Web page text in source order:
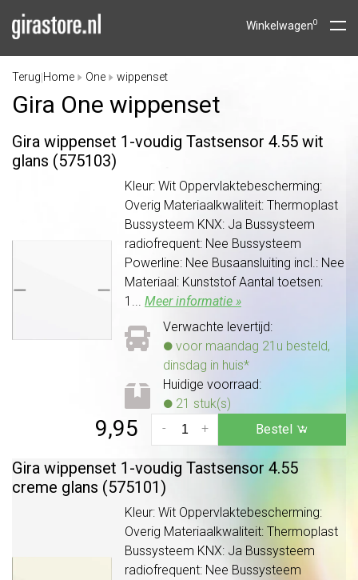
Winkelwagen0
Terug Home One wippenset
Gira One wippenset
Gira wippenset 1-voudig Tastsensor 4.55 wit
glans (575103)
Kleur: Wit Oppervlaktebescherming:
Overig Materiaalkwaliteit: Thermoplast
Bussysteem KNX: Ja Bussysteem
radiofrequent: Nee Bussysteem
Powerline: Nee Busaansluiting incl.: Nee
Materiaal: Kunststof Aantal toetsen:
1... Meer informatie »
Verwachte levertijd:
voor maandag 21u besteld,
dinsdag in huis*
Huidige voorraad:
21 stuk(s)
9,95 +
- Bestel
Gira wippenset 1-voudig Tastsensor 4.55
creme glans (575101)
Kleur: Wit Oppervlaktebescherming:
Overig Materiaalkwaliteit: Thermoplast
Bussysteem KNX: Ja Bussysteem
radiofrequent: Nee Bussysteem